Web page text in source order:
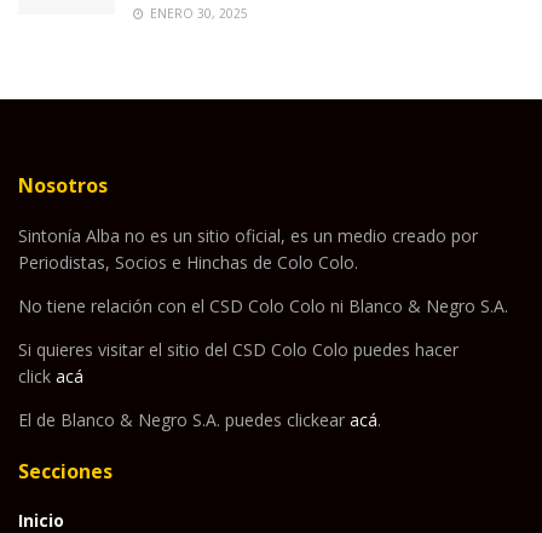
ENERO 30, 2025
Nosotros
Sintonía Alba no es un sitio oficial, es un medio creado por
Periodistas, Socios e Hinchas de Colo Colo.
No tiene relación con el CSD Colo Colo ni Blanco & Negro S.A.
Si quieres visitar el sitio del CSD Colo Colo puedes hacer
click acá
El de Blanco & Negro S.A. puedes clickear acá.
Secciones
Inicio